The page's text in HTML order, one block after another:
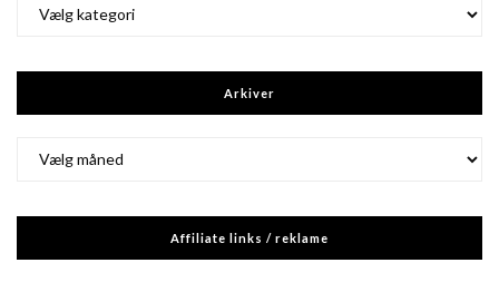
Arkiver
Affiliate links / reklame